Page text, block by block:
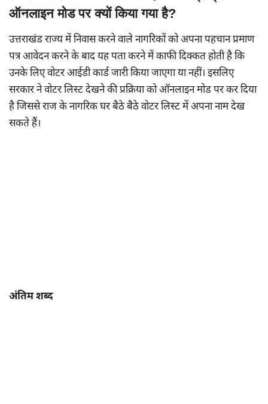
ऑनलाइन मोड पर क्यों किया गया है?
उत्तराखंड राज्य में निवास करने वाले नागरिकों को अपना पहचान प्रमाण
पत्र आवेदन करने के बाद यह पता करने में काफी दिक्कत होती है कि
उनके लिए वोटर आईडी कार्ड जारी किया जाएगा या नहीं। इसलिए
सरकार ने वोटर लिस्ट देखने की प्रक्रिया को ऑनलाइन मोड पर कर दिया
है जिससे राज के नागरिक घर बैठे बैठे वोटर लिस्ट में अपना नाम देख
सकते हैं।
अंतिम शब्द